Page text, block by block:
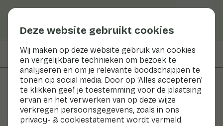
Deze website gebruikt cookies
Wij maken op deze website gebruik van cookies
en vergelijkbare technieken om bezoek te
analyseren en om je relevante boodschappen te
tonen op social media. Door op 'Alles accepteren'
te klikken geef je toestemming voor de plaatsing
ervan en het verwerken van op deze wijze
verkregen persoonsgegevens, zoals in ons
privacy- & cookiestatement wordt vermeld.
Op deze pagina Bereiden & bewaren
Groenten en fruit
Kokosnoot